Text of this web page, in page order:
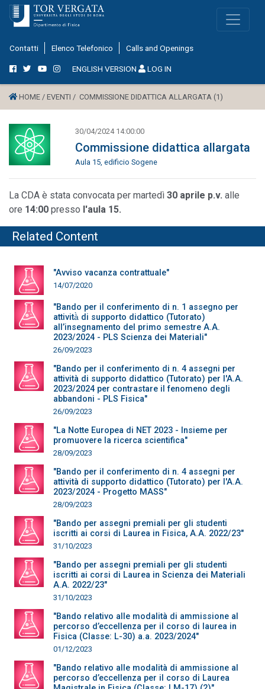
Contatti Elenco Telefonico Calls and Openings
ENGLISH VERSION LOG IN
HOME / EVENTI / COMMISSIONE DIDATTICA ALLARGATA (1)
30/04/2024 14:00:00
Commissione didattica allargata
Aula 15, edificio Sogene
La CDA è stata convocata per martedì 30 aprile p.v. alle
ore 14:00 presso l'aula 15.
Related Content
"Avviso vacanza contrattuale"
14/07/2020
"Bando per il conferimento di n. 1 assegno per
attività̀ di supporto didattico (Tutorato)
all’insegnamento del primo semestre A.A.
2023/2024 - PLS Scienza dei Materiali"
26/09/2023
"Bando per il conferimento di n. 4 assegni per
attività di supporto didattico (Tutorato) per l'A.A.
2023/2024 per contrastare il fenomeno degli
abbandoni - PLS Fisica"
26/09/2023
"La Notte Europea di NET 2023 - Insieme per
promuovere la ricerca scientifica"
28/09/2023
"Bando per il conferimento di n. 4 assegni per
attività di supporto didattico (Tutorato) per l'A.A.
2023/2024 - Progetto MASS"
28/09/2023
"Bando per assegni premiali per gli studenti
iscritti ai corsi di Laurea in Fisica, A.A. 2022/23"
31/10/2023
"Bando per assegni premiali per gli studenti
iscritti ai corsi di Laurea in Scienza dei Materiali
A.A. 2022/23"
31/10/2023
"Bando relativo alle modalità di ammissione al
percorso d’eccellenza per il corso di laurea in
Fisica (Classe: L-30) a.a. 2023/2024"
01/12/2023
"Bando relativo alle modalità di ammissione al
percorso d’eccellenza per il corso di Laurea